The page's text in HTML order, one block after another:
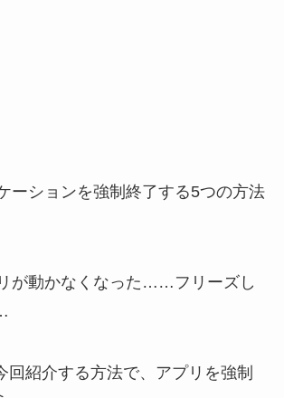
ーションを強制終了する5つの方法
が動かなくなった……フリーズし
回紹介する方法で、アプリを強制